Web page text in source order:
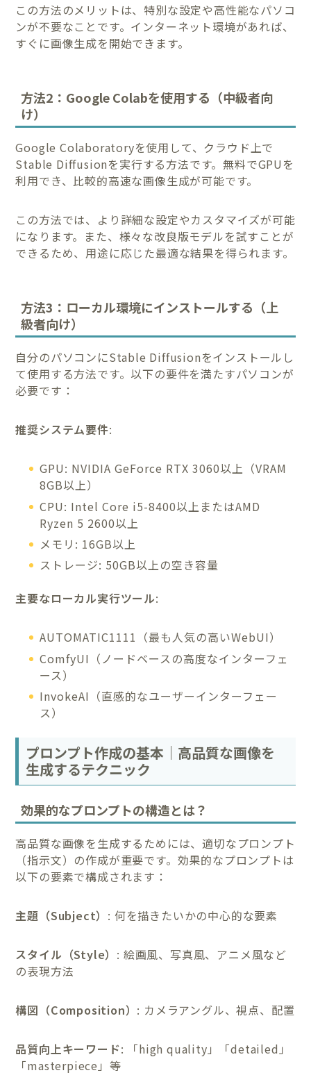
この方法のメリットは、特別な設定や高性能なパソコ
ンが不要なことです。インターネット環境があれば、
すぐに画像生成を開始できます。
方法2：Google Colabを使用する（中級者向
け）
Google Colaboratoryを使用して、クラウド上で
Stable Diffusionを実行する方法です。無料でGPUを
利用でき、比較的高速な画像生成が可能です。
この方法では、より詳細な設定やカスタマイズが可能
になります。また、様々な改良版モデルを試すことが
できるため、用途に応じた最適な結果を得られます。
方法3：ローカル環境にインストールする（上
級者向け）
自分のパソコンにStable Diffusionをインストールし
て使用する方法です。以下の要件を満たすパソコンが
必要です：
推奨システム要件:
GPU: NVIDIA GeForce RTX 3060以上（VRAM
8GB以上）
CPU: Intel Core i5-8400以上またはAMD
Ryzen 5 2600以上
メモリ: 16GB以上
ストレージ: 50GB以上の空き容量
主要なローカル実行ツール:
AUTOMATIC1111（最も人気の高いWebUI）
ComfyUI（ノードベースの高度なインターフェ
ース）
InvokeAI（直感的なユーザーインターフェー
ス）
プロンプト作成の基本｜高品質な画像を
生成するテクニック
効果的なプロンプトの構造とは？
高品質な画像を生成するためには、適切なプロンプト
（指示文）の作成が重要です。効果的なプロンプトは
以下の要素で構成されます：
主題（Subject） : 何を描きたいかの中心的な要素
スタイル（Style） : 絵画風、写真風、アニメ風など
の表現方法
構図（Composition） : カメラアングル、視点、配置
品質向上キーワード: 「high quality」「detailed」
「masterpiece」等